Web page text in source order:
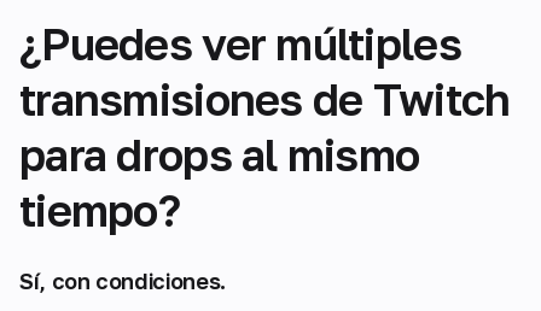
¿Puedes ver múltiples
transmisiones de Twitch
para drops al mismo
tiempo?
Sí, con condiciones.